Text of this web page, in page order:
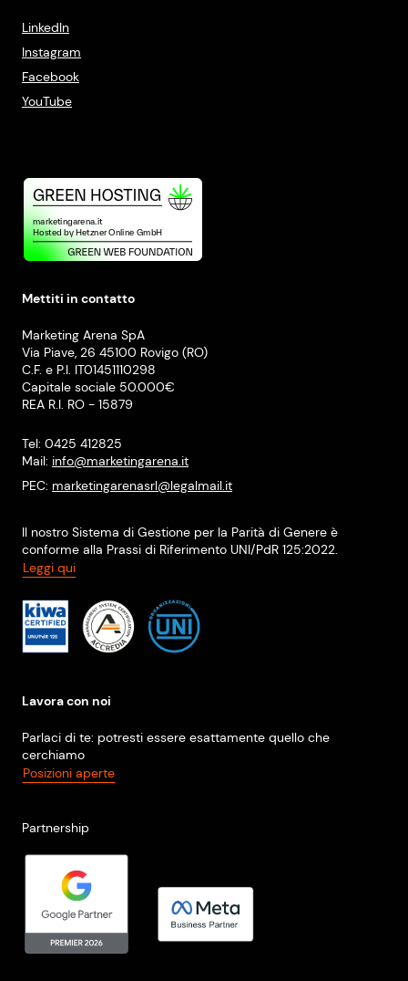
LinkedIn
Instagram
Facebook
YouTube
Mettiti in contatto
Marketing Arena SpA
Via Piave, 26 45100 Rovigo (RO)
C.F. e P.I. IT01451110298
Capitale sociale 50.000€
REA R.I. RO - 15879
Tel: 0425 412825
Mail: info@marketingarena.it
PEC: marketingarenasrl@legalmail.it
Il nostro Sistema di Gestione per la Parità di Genere è
conforme alla Prassi di Riferimento UNI/PdR 125:2022.
Leggi qui
Lavora con noi
Parlaci di te: potresti essere esattamente quello che
cerchiamo
Posizioni aperte
Partnership